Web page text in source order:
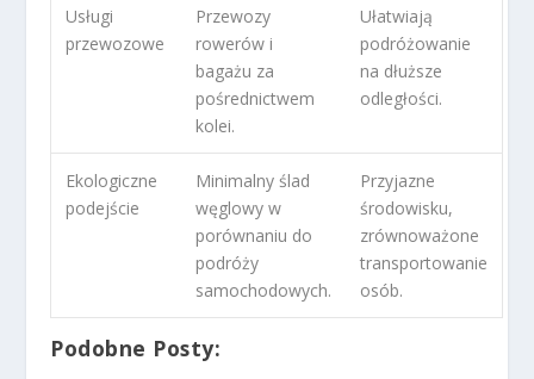
Usługi
przewozowe
Przewozy
rowerów i
bagażu za
pośrednictwem
kolei.
Ułatwiają
podróżowanie
na dłuższe
odległości.
Ekologiczne
podejście
Minimalny ślad
węglowy w
porównaniu do
podróży
samochodowych.
Przyjazne
środowisku,
zrównoważone
transportowanie
osób.
Podobne Posty: